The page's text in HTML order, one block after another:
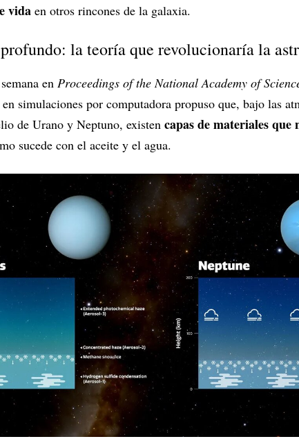
vida en otros rincones de la galaxia.
la teoría que revolucionaría la
en Proceedings of the National Academy of
simulaciones por computadora propuso que, bajo las
de Urano y Neptuno, existen capas de materiales que
sucede con el aceite y el agua.